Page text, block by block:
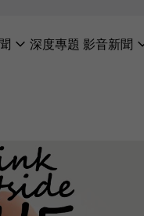
深度專題 影音新聞